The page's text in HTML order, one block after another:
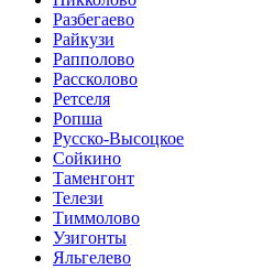
Разбегаево
Райкузи
Рапполово
Рассколово
Ретселя
Ропша
Русско-Высоцкое
Сойкино
Таменгонт
Телези
Тиммолово
Узигонты
Яльгелево